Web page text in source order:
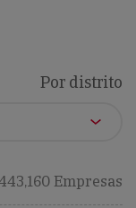
Por distrito
Empresas